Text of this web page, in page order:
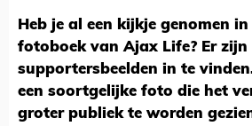
Heb je al een kijkje genomen
fotoboek van Ajax Life? Er
supportersbeelden in te
een soortgelijke foto die het
groter publiek te worden